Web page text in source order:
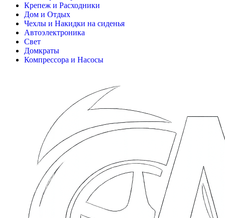
Крепеж и Расходники
Дом и Отдых
Чехлы и Накидки на сиденья
Автоэлектроника
Свет
Домкраты
Компрессора и Насосы